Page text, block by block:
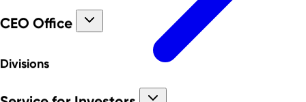
CEO Office
Divisions